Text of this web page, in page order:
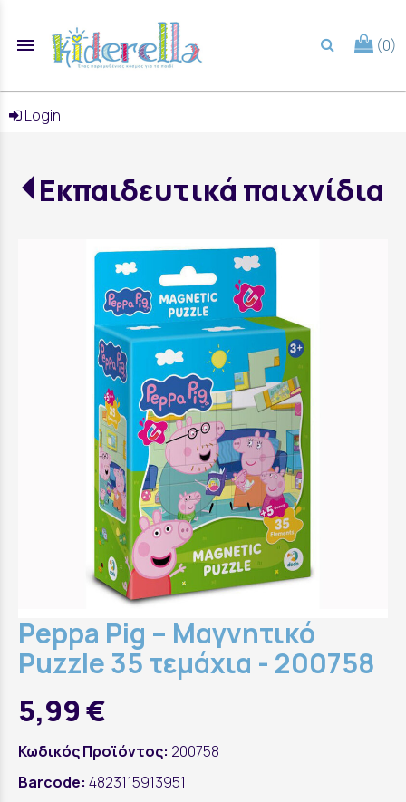
menu (0)
Login
Εκπαιδευτικά παιχνίδια
Peppa Pig – Μαγνητικό
Puzzle 35 τεμάχια - 200758
5,99 €
Κωδικός Προϊόντος: 200758
Barcode: 4823115913951